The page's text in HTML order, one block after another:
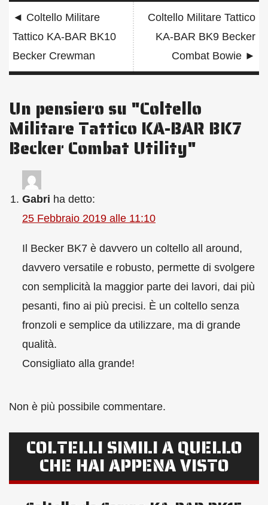
Navigazione
articoli
◄ Coltello Militare
Tattico KA-BAR BK10
Becker Crewman
Coltello Militare Tattico
KA-BAR BK9 Becker
Combat Bowie ►
Un pensiero su "Coltello
Militare Tattico KA-BAR BK7
Becker Combat Utility"
Gabri ha detto:
25 Febbraio 2019 alle 11:10
Il Becker BK7 è davvero un coltello all around,
davvero versatile e robusto, permette di svolgere
con semplicità la maggior parte dei lavori, dai più
pesanti, fino ai più precisi. È un coltello senza
fronzoli e semplice da utilizzare, ma di grande
qualità.
Consigliato alla grande!
Non è più possibile commentare.
COLTELLI SIMILI A QUELLO
CHE HAI APPENA VISTO